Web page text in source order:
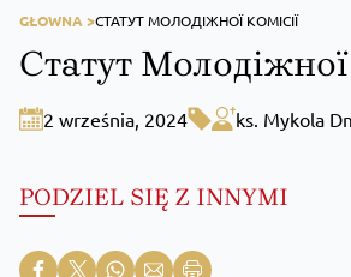
GŁOWNA >СТАТУТ МОЛОДІЖНОЇ КОМІСІЇ
Статут Молодіжної
2 września, 2024 ks. Mykola
PODZIEL SIĘ Z INNYMI